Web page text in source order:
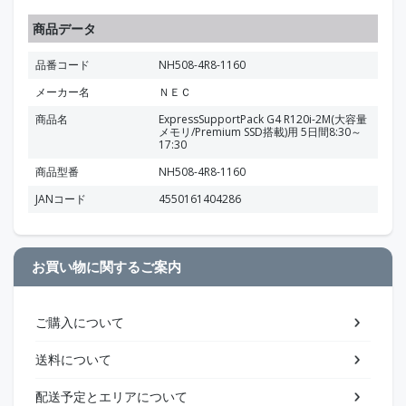
商品データ
品番コード
NH508-4R8-1160
メーカー名
ＮＥＣ
商品名
ExpressSupportPack G4 R120i-2M(大容量
メモリ/Premium SSD搭載)用 5日間8:30～
17:30
商品型番
NH508-4R8-1160
JANコード
4550161404286
お買い物に関するご案内
ご購入について
送料について
配送予定とエリアについて